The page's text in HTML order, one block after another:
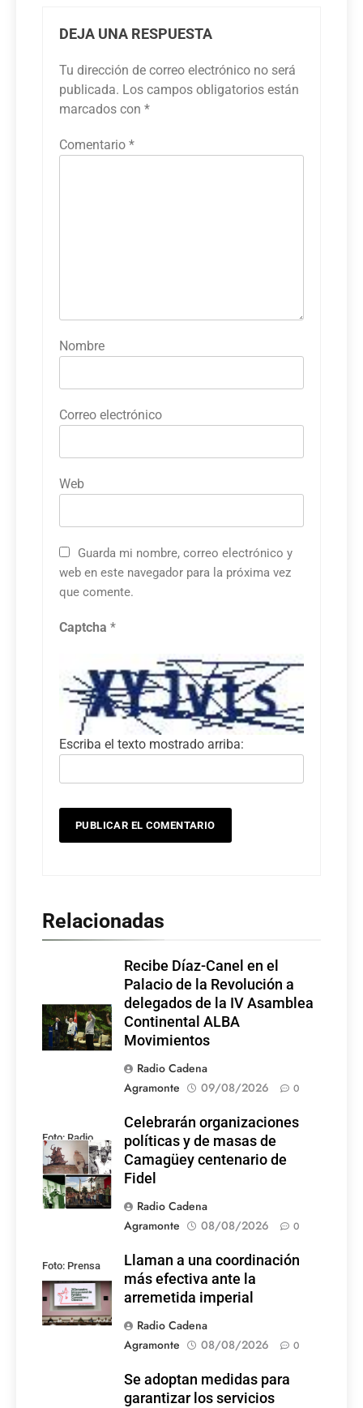
DEJA UNA RESPUESTA
Tu dirección de correo electrónico no será
publicada. Los campos obligatorios están
marcados con *
Comentario *
Nombre
Correo electrónico
Web
Guarda mi nombre, correo electrónico y
web en este navegador para la próxima vez
que comente.
Captcha *
Escriba el texto mostrado arriba:
Relacionadas
Recibe Díaz-Canel en el
Palacio de la Revolución a
delegados de la IV Asamblea
Continental ALBA
Movimientos
Radio Cadena
Agramonte
09/08/2026 0
Foto: Radio
Rebelde
Celebrarán organizaciones
políticas y de masas de
Camagüey centenario de
Fidel
Radio Cadena
Agramonte
08/08/2026 0
Foto: Prensa
Latina
Llaman a una coordinación
más efectiva ante la
arremetida imperial
Radio Cadena
Agramonte
08/08/2026 0
Se adoptan medidas para
garantizar los servicios